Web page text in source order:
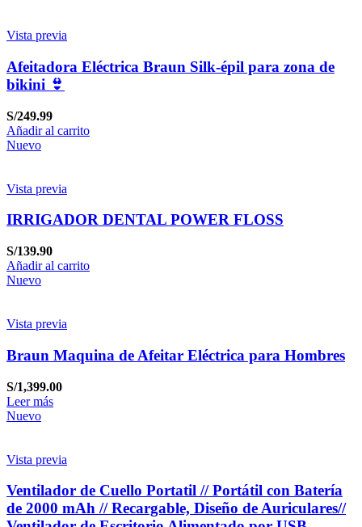
Vista previa
Afeitadora Eléctrica Braun Silk-épil para zona de
bikini 👙
S/249.99
Añadir al carrito
Nuevo
Vista previa
IRRIGADOR DENTAL POWER FLOSS
S/139.90
Añadir al carrito
Nuevo
Vista previa
Braun Maquina de Afeitar Eléctrica para Hombres
S/1,399.00
Leer más
Nuevo
Vista previa
Ventilador de Cuello Portatil // Portátil con Batería
de 2000 mAh // Recargable, Diseño de Auriculares//